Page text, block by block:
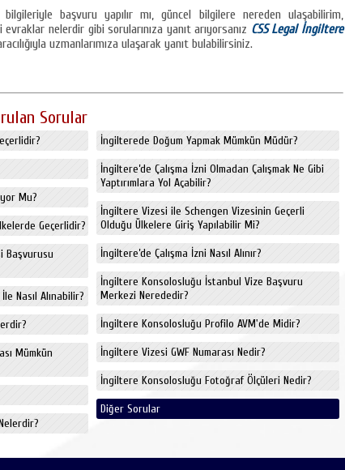
başvuru yapılır mı, güncel bilgilere nereden ulaşabilirim,
nelerdir gibi sorularınıza yanıt arıyorsanız CSS Legal İngiltere
uzmanlarımıza ulaşarak yanıt bulabilirsiniz.
Sorular
Mu?
Geçerlidir?
Başvurusu
Nasıl Alınabilir?
Mümkün
İngilterede Doğum Yapmak Mümkün Müdür?
İngiltere’de Çalışma İzni Olmadan Çalışmak Ne Gibi
Yaptırımlara Yol Açabilir?
İngiltere Vizesi ile Schengen Vizesinin Geçerli
Olduğu Ülkelere Giriş Yapılabilir Mi?
İngiltere’de Çalışma İzni Nasıl Alınır?
İngiltere Konsolosluğu İstanbul Vize Başvuru
Merkezi Nerededir?
İngiltere Konsolosluğu Profilo AVM'de Midir?
İngiltere Vizesi GWF Numarası Nedir?
İngiltere Konsolosluğu Fotoğraf Ölçüleri Nedir?
Diğer Sorular